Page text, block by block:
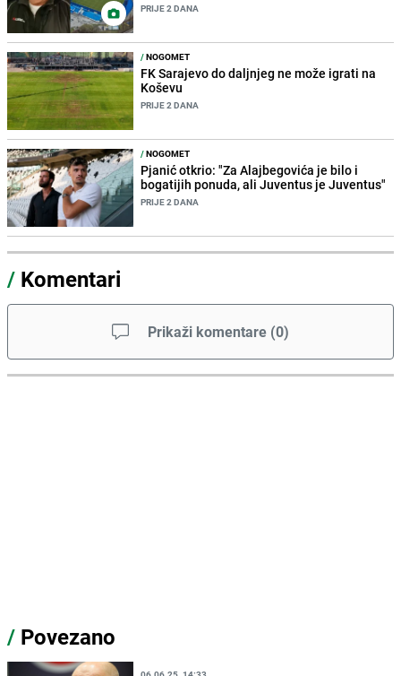
PRIJE 2 DANA
/NOGOMET
FK Sarajevo do daljnjeg ne može igrati na
Koševu
PRIJE 2 DANA
/NOGOMET
Pjanić otkrio: "Za Alajbegovića je bilo i
bogatijih ponuda, ali Juventus je Juventus"
PRIJE 2 DANA
/ Komentari
Prikaži komentare (0)
/ Povezano